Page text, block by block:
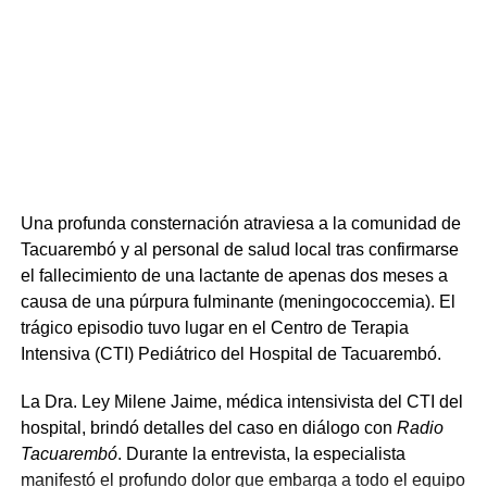
Una profunda consternación atraviesa a la comunidad de
Tacuarembó y al personal de salud local tras confirmarse
el fallecimiento de una lactante de apenas dos meses a
causa de una púrpura fulminante (meningococcemia). El
trágico episodio tuvo lugar en el Centro de Terapia
Intensiva (CTI) Pediátrico del Hospital de Tacuarembó.
La Dra. Ley Milene Jaime, médica intensivista del CTI del
hospital, brindó detalles del caso en diálogo con Radio
Tacuarembó. Durante la entrevista, la especialista
manifestó el profundo dolor que embarga a todo el equipo